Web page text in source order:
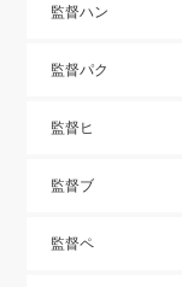
監督ハン
監督パク
監督ヒ
監督ブ
監督ペ